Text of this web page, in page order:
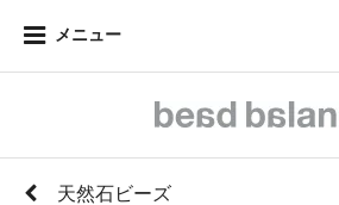
メニュー
天然石ビーズ